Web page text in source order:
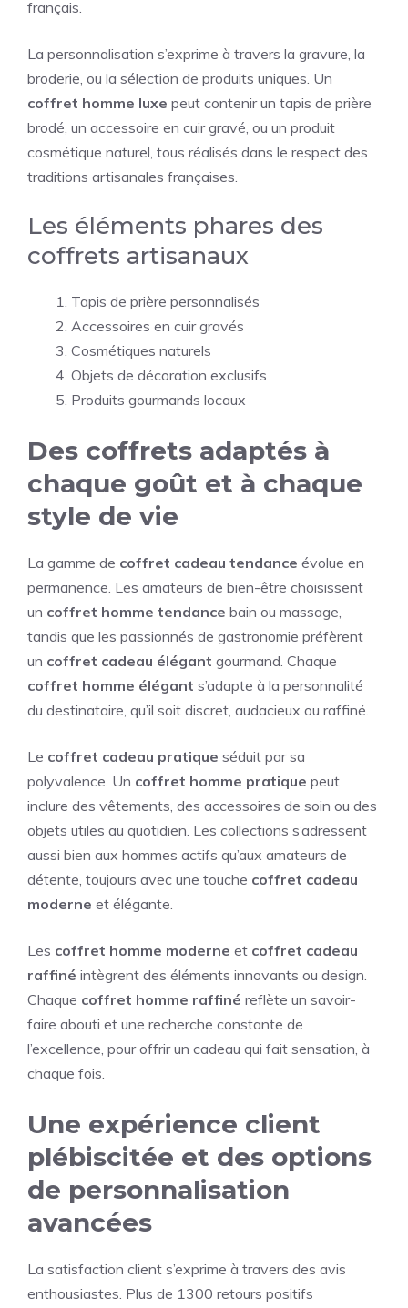
français.
La personnalisation s’exprime à travers la gravure, la
broderie, ou la sélection de produits uniques. Un
coffret homme luxe peut contenir un tapis de prière
brodé, un accessoire en cuir gravé, ou un produit
cosmétique naturel, tous réalisés dans le respect des
traditions artisanales françaises.
Les éléments phares des
coffrets artisanaux
Tapis de prière personnalisés
Accessoires en cuir gravés
Cosmétiques naturels
Objets de décoration exclusifs
Produits gourmands locaux
Des coffrets adaptés à
chaque goût et à chaque
style de vie
La gamme de coffret cadeau tendance évolue en
permanence. Les amateurs de bien-être choisissent
un coffret homme tendance bain ou massage,
tandis que les passionnés de gastronomie préfèrent
un coffret cadeau élégant gourmand. Chaque
coffret homme élégant s’adapte à la personnalité
du destinataire, qu’il soit discret, audacieux ou raffiné.
Le coffret cadeau pratique séduit par sa
polyvalence. Un coffret homme pratique peut
inclure des vêtements, des accessoires de soin ou des
objets utiles au quotidien. Les collections s’adressent
aussi bien aux hommes actifs qu’aux amateurs de
détente, toujours avec une touche coffret cadeau
moderne et élégante.
Les coffret homme moderne et coffret cadeau
raffiné intègrent des éléments innovants ou design.
Chaque coffret homme raffiné reflète un savoir-
faire abouti et une recherche constante de
l’excellence, pour offrir un cadeau qui fait sensation, à
chaque fois.
Une expérience client
plébiscitée et des options
de personnalisation
avancées
La satisfaction client s’exprime à travers des avis
enthousiastes. Plus de 1300 retours positifs